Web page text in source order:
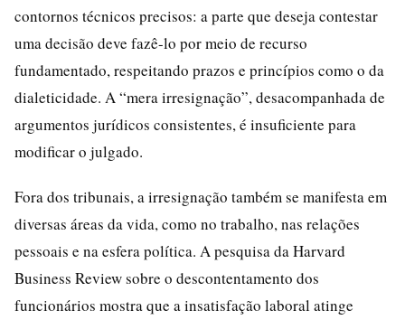
contornos técnicos precisos: a parte que deseja contestar
uma decisão deve fazê-lo por meio de recurso
fundamentado, respeitando prazos e princípios como o da
dialeticidade. A “mera irresignação”, desacompanhada de
argumentos jurídicos consistentes, é insuficiente para
modificar o julgado.
Fora dos tribunais, a irresignação também se manifesta em
diversas áreas da vida, como no trabalho, nas relações
pessoais e na esfera política. A pesquisa da Harvard
Business Review sobre o descontentamento dos
funcionários mostra que a insatisfação laboral atinge